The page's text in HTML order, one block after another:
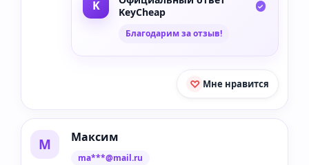
KeyCheap
Благодарим за отзыв!
Мне нравится
М Максим
ma***@mail.ru